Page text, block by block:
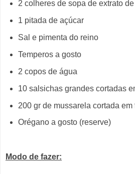
2 colheres de sopa de extrato
1 pitada de açúcar
Sal e pimenta do reino
Temperos a gosto
2 copos de água
10 salsichas grandes cortadas
200 gr de mussarela cortada em
Orégano a gosto (reserve)
Modo de fazer: